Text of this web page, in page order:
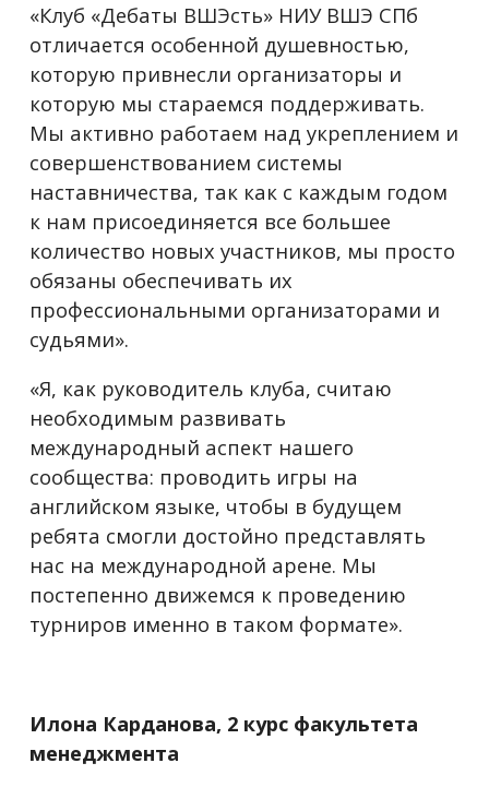
«Клуб «Дебаты ВШЭсть» НИУ ВШЭ СПб
отличается особенной душевностью,
которую привнесли организаторы и
которую мы стараемся поддерживать.
Мы активно работаем над укреплением и
совершенствованием системы
наставничества, так как с каждым годом
к нам присоединяется все большее
количество новых участников, мы просто
обязаны обеспечивать их
профессиональными организаторами и
судьями».
«Я, как руководитель клуба, считаю
необходимым развивать
международный аспект нашего
сообщества: проводить игры на
английском языке, чтобы в будущем
ребята смогли достойно представлять
нас на международной арене. Мы
постепенно движемся к проведению
турниров именно в таком формате».
Илона Карданова, 2 курс факультета
менеджмента